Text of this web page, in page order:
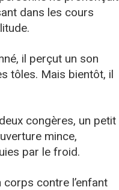
dans les cours
il perçut un son
tôles. Mais bientôt, il
congères, un petit
mince,
par le froid.
contre l’enfant